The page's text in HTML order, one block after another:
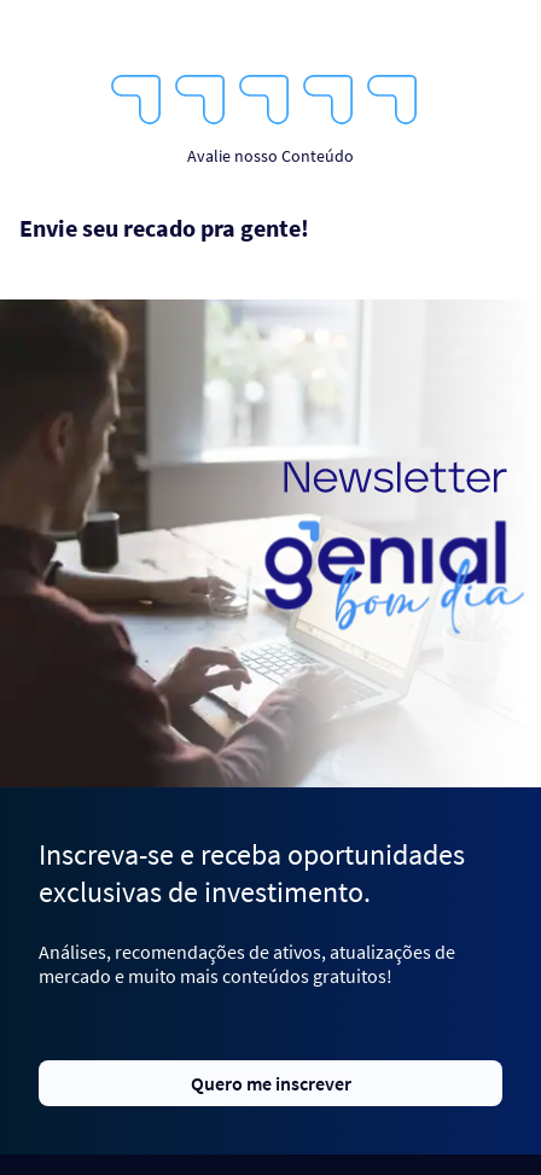
Stars Stars
Avalie nosso Conteúdo
Envie seu recado pra gente!
Inscreva-se e receba oportunidades
exclusivas de investimento.
Análises, recomendações de ativos, atualizações de
mercado e muito mais conteúdos gratuitos!
Quero me inscrever